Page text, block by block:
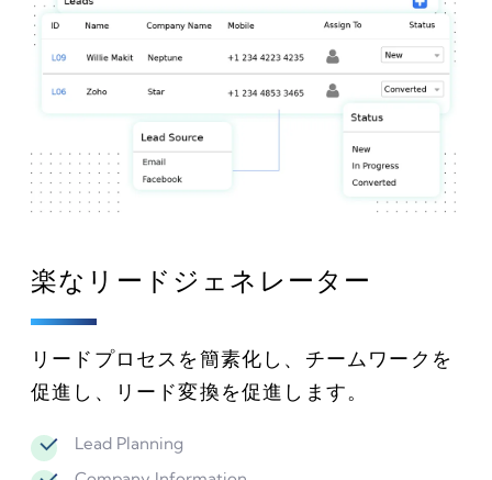
楽なリードジェネレーター
リードプロセスを簡素化し、チームワークを
促進し、リード変換を促進します。
Lead Planning